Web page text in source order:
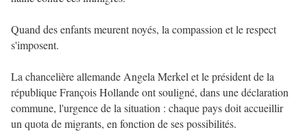
Quand des enfants meurent noyés, la compassion et le respect
s'imposent.
La chancelière allemande Angela Merkel et le président de la
république François Hollande ont souligné, dans une déclaration
commune, l'urgence de la situation : chaque pays doit accueillir
un quota de migrants, en fonction de ses possibilités.